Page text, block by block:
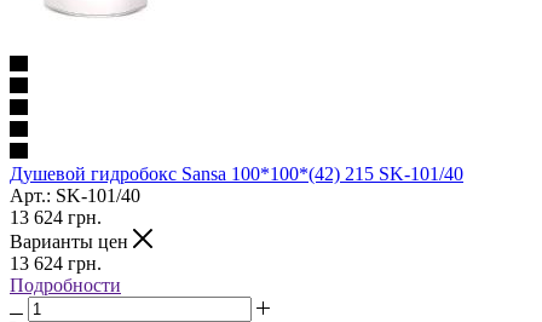
Душевой гидробокс Sansa 100*100*(42) 215 SK-101/40
Арт.: SK-101/40
13 624 грн.
Варианты цен
13 624 грн.
Подробности